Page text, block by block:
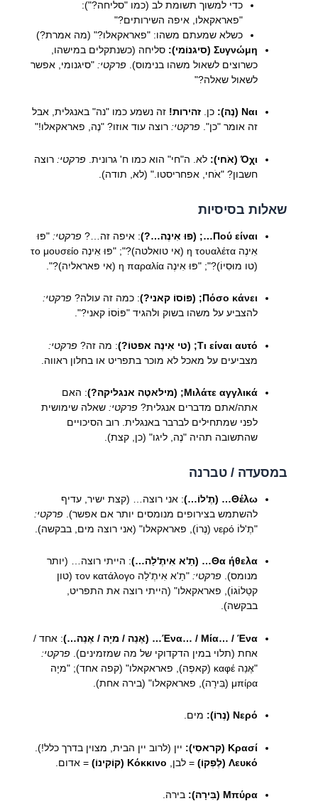
כדי למשוך תשומת לב (כמו "סליחה?"):
"פאראקאלו, איפה השירותים?"
כשלא שמעתם משהו: "פאראקאלו?" (מה אמרת?)
Συγνώμη (סיגנוֹמי):
סליחה (כשנתקלים במישהו,
כשרוצים לשאול משהו בנימוס). פרקטי: "סיגנומי, אפשר
לשאול שאלה?"
Ναι (נֶה): כן. זהירות! זה נשמע כמו "נה" באנגלית, אבל
זה אומר "כן". פרקטי: רוצה עוד אוזו? "נֶה, פאראקאלו!"
Όχι (אֹחי): לא. ה"חי" הוא כמו ח' גרונית. פרקטי: רוצה
חשבון? "אֹחי, אפחריסטו." (לא, תודה).
שאלות בסיסיות
Πού είναι…; (פּוּ אִינֶה…?) : איפה זה…? פרקטי: "פּוּ
אִינֶה η τουαλέτα (אי טואלטה)?"; "פּוּ אִינֶה το μουσείο
(טו מוּסִיוֹ)?"; "פּוּ אִינֶה η παραλία (אי פּאראליִה)?".
Πόσο κάνει; (פּוֹסוֹ קאני?) : כמה זה עולה? פרקטי:
להצביע על משהו בשוק ולהגיד "פּוֹסוֹ קאני?".
Τι είναι αυτό; (טי אִינֶה אפטוֹ?) : מה זה? פרקטי:
מצביעים על מאכל לא מוכר בתפריט או בחלון ראווה.
Μιλάτε αγγλικά; (מילאטֶה אנגליקה?)
: האם
אתה/אתם מדברים אנגלית? פרקטי: שאלה שימושית
לפני שמתחילים לברבר באנגלית. רוב הסיכויים
שהתשובה תהיה "נֶה, ליגו" (כן, קצת).
במסעדה / טברנה
Θέλω… (תֶ'לוֹ…)
: אני רוצה… (קצת ישיר, עדיף
להשתמש בצירופים מנומסים יותר אם אפשר). פרקטי:
"תֶ'לוֹ νερό (נֶרוֹ), פאראקאלו" (אני רוצה מים, בבקשה).
Θα ήθελα… (תַ'א אִיתֶ'לַה…)
: הייתי רוצה… (יותר
מנומס). פרקטי:
"תַ'א אִיתֶ'לַה τον κατάλογο (טון
קטַלוֹגוֹ), פאראקאלו" (הייתי רוצה את התפריט,
בבקשה).
Ένα… / Μία… / Ένα… (אֶנַה / מיָה / אֶנַה…)
: אחד /
אחת (תלוי במין הדקדוקי של מה שמזמינים). פרקטי:
"אֶנַה καφέ (קאפֶה), פאראקאלו" (קפה אחד); "מיָה
μπίρα (בִּירָה), פאראקאלו" (בירה אחת).
Νερό (נֶרוֹ): מים.
Κρασί (קראסִי):
יין (לרוב יין הבית, מצוין בדרך כלל!).
Λευκό (לֶפְקוֹ)
= לבן, Κόκκινο (קוֹקִינוֹ) = אדום.
Μπύρα (בִּירָה): בירה.